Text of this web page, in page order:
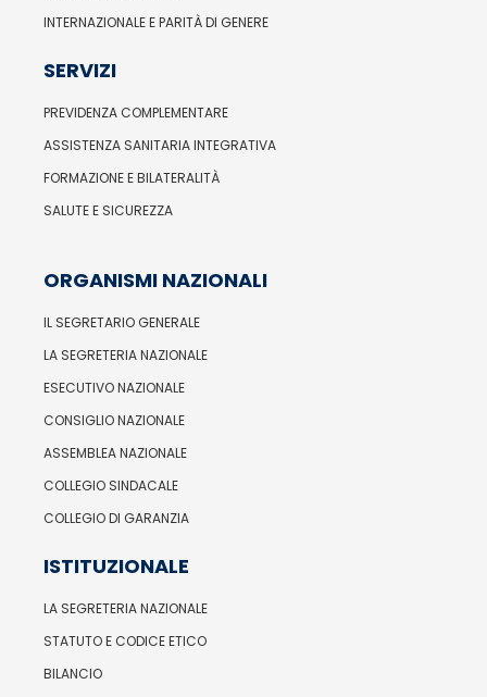
INTERNAZIONALE E PARITÀ DI GENERE
SERVIZI
PREVIDENZA COMPLEMENTARE
ASSISTENZA SANITARIA INTEGRATIVA
FORMAZIONE E BILATERALITÀ
SALUTE E SICUREZZA
ORGANISMI NAZIONALI
IL SEGRETARIO GENERALE
LA SEGRETERIA NAZIONALE
ESECUTIVO NAZIONALE
CONSIGLIO NAZIONALE
ASSEMBLEA NAZIONALE
COLLEGIO SINDACALE
COLLEGIO DI GARANZIA
ISTITUZIONALE
LA SEGRETERIA NAZIONALE
STATUTO E CODICE ETICO
BILANCIO